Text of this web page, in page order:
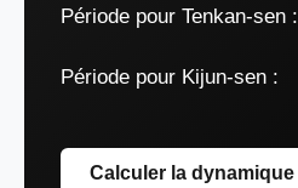
Période pour Tenkan-sen :
Période pour Kijun-sen :
Calculer la dynamique